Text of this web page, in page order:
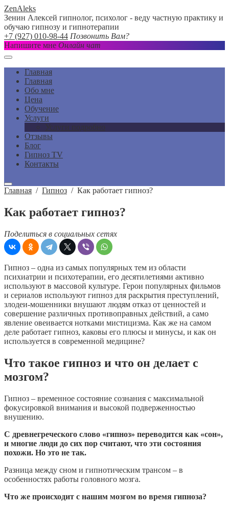
ZenAleks
Зенин Алексей гипнолог, психолог - веду частную практику и
обучаю гипнозу и гипнотерапии
+7 (927) 010-98-44 Позвонить Вам?
Напишите мне Онлайн чат
Главная
Главная
Обо мне
Цена
Обучение
Услуги
Услуги подробно
Отзывы
Блог
Гипноз TV
Контакты
Главная / Гипноз / Как работает гипноз?
Как работает гипноз?
Поделиться в социальных сетях
Гипноз – одна из самых популярных тем из области
психиатрии и психотерапии, его десятилетиями активно
используют в массовой культуре. Герои популярных фильмов
и сериалов используют гипноз для раскрытия преступлений,
злодеи-мошенники внушают людям отказ от ценностей и
совершение различных противоправных действий, а само
явление овеивается нотками мистицизма. Как же на самом
деле работает гипноз, каковы его плюсы и минусы, и как он
используется в современной медицине?
Что такое гипноз и что он делает с
мозгом?
Гипноз – временное состояние сознания с максимальной
фокусировкой внимания и высокой подверженностью
внушению.
С древнегреческого слово «гипноз» переводится как «сон»,
и многие люди до сих пор считают, что эти состояния
похожи. Но это не так.
Разница между сном и гипнотическим трансом – в
особенностях работы головного мозга.
Что же происходит с нашим мозгом во время гипноза?